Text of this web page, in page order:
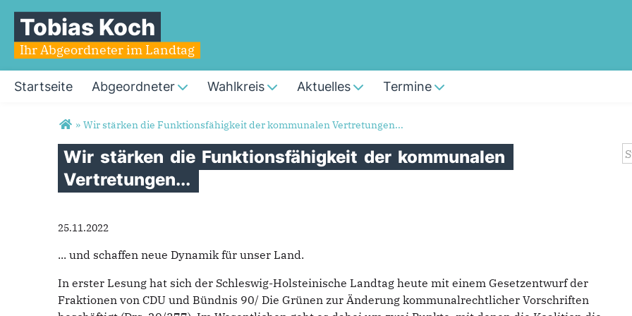
Tobias Koch
Ihr Abgeordneter im Landtag
Startseite Abgeordneter Wahlkreis Aktuelles Termine
Sie sind hier
» Wir stärken die Funktionsfähigkeit der kommunalen Vertretungen...
Wir stärken die Funktionsfähigkeit der kommunalen
Vertretungen...
25.11.2022
... und schaffen neue Dynamik für unser Land.
In erster Lesung hat sich der Schleswig-Holsteinische Landtag heute mit einem Gesetzentwurf der
Fraktionen von CDU und Bündnis 90/ Die Grünen zur Änderung kommunalrechtlicher Vorschriften